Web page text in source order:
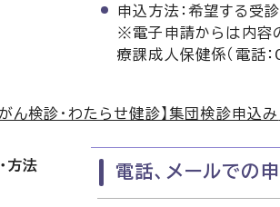
申込方法：希望する受
※電子申請からは内容
療課成人保健係（電
がん検診・わたらせ健診】集団検診申込み
方法 電話、メールでの